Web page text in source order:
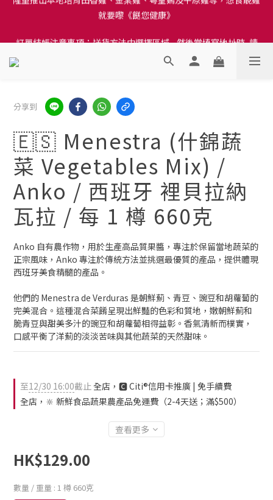
訂單結帳注意事項：送貨方法中選擇區域 - 然後當填寫地址時, 請
小心選擇分區及區域, 因資料錯誤會影響前往結帳
分享到
🇪🇸 Menestra (什錦蔬
菜 Vegetables Mix) /
Anko / 西班牙 裡貝拉納
瓦拉 / 每 1 樽 660克
Anko 自有農作物，用於生產高品質果醬，專注於保留當地蔬菜的
正宗風味，Anko 專注於傳統方法並挑選最優質的產品，提供體現
西班牙美食精髓的產品。
他們的 Menestra de Verduras 是朝鮮薊、青豆、豌豆和胡蘿蔔的
完美混合。這種混合菜餚呈現出鮮豔的色彩和質地，嫩朝鮮薊和
脆青豆與甜美多汁的豌豆和胡蘿蔔相得益彰。香氣清新而樸實，
口感平衡了洋薊的淡淡苦味與其他蔬菜的天然甜味。
至12/30 16:00截止全店，🅲 Citi®信用卡推廣 | 免手續費
全店，🔆 新鮮食品蔬果農產品免運費（2-4天送；滿$500）
查看更多
HK$129.00
數量 / 重量 : 1 樽 660克